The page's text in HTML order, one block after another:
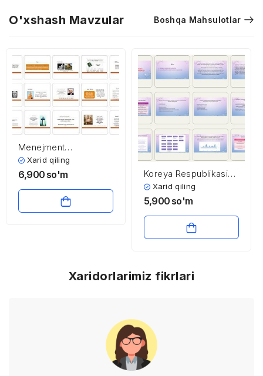
O'xshash Mavzular Boshqa Mahsulotlar
Menejment
nazariyasining
shakllanishi va
Xarid qiling
6,900 so'm
Koreya Respublikasida
boshqaruv
samaradorligi
Xarid qiling
5,900 so'm
Xaridorlarimiz fikrlari